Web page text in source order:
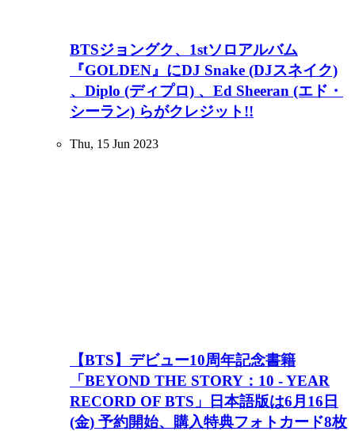
BTSジョングク、1stソロアルバム
『GOLDEN』にDJ Snake (DJスネイク)
、Diplo (ディプロ) 、Ed Sheeran (エド・
シーラン) らがクレジット!!
Thu, 15 Jun 2023
【BTS】デビュー10周年記念書籍
「BEYOND THE STORY：10 - YEAR
RECORD OF BTS」日本語版は6月16日
(金) 予約開始、購入特典フォトカード8枚